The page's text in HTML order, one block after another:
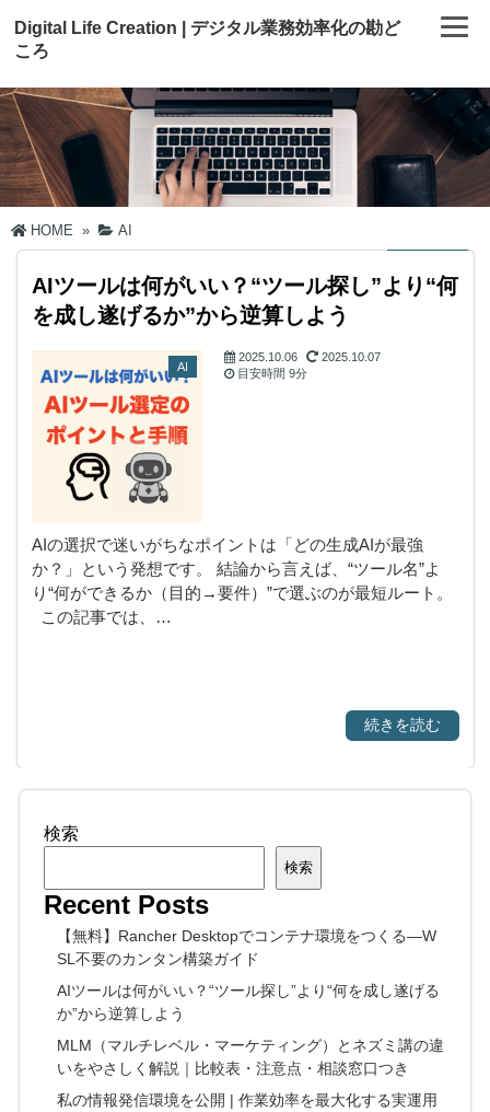
Digital Life Creation | デジタル業務効率化の勘ど
ころ
HOME » AI
AIツールは何がいい？“ツール探し”より“何
を成し遂げるか”から逆算しよう
AI
2025.10.06
2025.10.07
目安時間 9分
AIの選択で迷いがちなポイントは「どの生成AIが最強
か？」という発想です。 結論から言えば、“ツール名”よ
り“何ができるか（目的→要件）”で選ぶのが最短ルート。
この記事では、…
続きを読む
検索
検索
Recent Posts
【無料】Rancher Desktopでコンテナ環境をつくる—W
SL不要のカンタン構築ガイド
AIツールは何がいい？“ツール探し”より“何を成し遂げる
か”から逆算しよう
MLM（マルチレベル・マーケティング）とネズミ講の違
いをやさしく解説｜比較表・注意点・相談窓口つき
私の情報発信環境を公開 | 作業効率を最大化する実運用